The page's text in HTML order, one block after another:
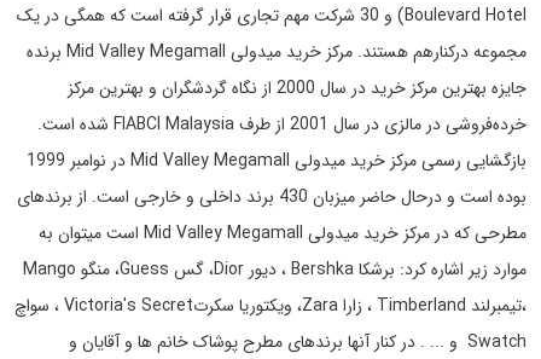
Boulevard Hotel) و 30 شرکت مهم تجاری قرار گرفته است که همگی در یک
مجموعه درکنارهم هستند. مرکز خرید میدولی Mid Valley Megamall برنده
جایزه بهترین مرکز خرید در سال 2000 از نگاه گردشگران و بهترین مرکز
خرده‌فروشی در مالزی در سال 2001 از طرف FIABCI Malaysia شده است.
بازگشایی رسمی مرکز خرید میدولی Mid Valley Megamall در نوامبر 1999
بوده است و درحال حاضر میزبان 430 برند داخلی و خارجی است. از برندهای
مطرحی که در مرکز خرید میدولی Mid Valley Megamall است میتوان به
موارد زیر اشاره کرد: برشکا Bershka ، دیور Dior، گس Guess، منگو Mango
،تیمبرلند Timberland ، زارا Zara، ویکتوریا سکرتVictoria's Secret ، سواچ
Swatch و ... . در کنار آنها برندهای مطرح پوشاک خانم ها و آقایان و